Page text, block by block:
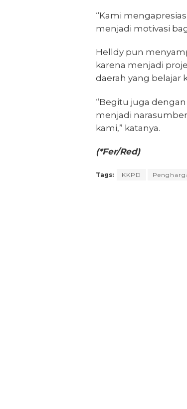
“Kami
menjadi motivasi
Helldy pun
karena menjadi
daerah yang belajar
“Begitu juga
menjadi
kami,” katanya.
(*Fer/Red)
Tags: KKPD